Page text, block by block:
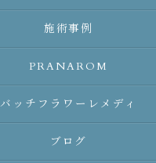
施術事例
PRANAROM
バッチフラワーレメディ
ブログ